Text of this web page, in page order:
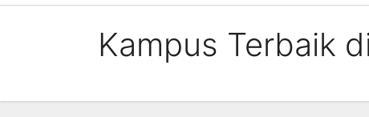
Kampus Terbaik